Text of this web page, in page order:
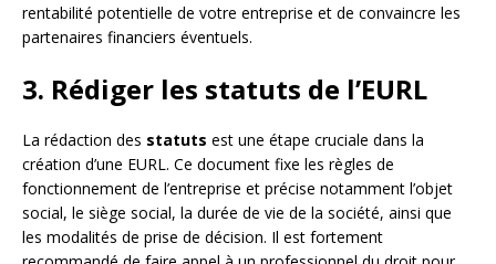
rentabilité potentielle de votre entreprise et de convaincre les
partenaires financiers éventuels.
3. Rédiger les statuts de l’EURL
La rédaction des statuts est une étape cruciale dans la
création d’une EURL. Ce document fixe les règles de
fonctionnement de l’entreprise et précise notamment l’objet
social, le siège social, la durée de vie de la société, ainsi que
les modalités de prise de décision. Il est fortement